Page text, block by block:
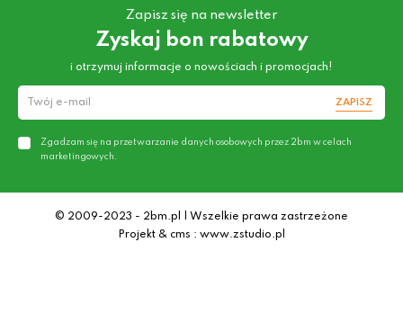
Zapisz się na newsletter
Zyskaj bon rabatowy
i otrzymuj informacje o nowościach i promocjach!
ZAPISZ
Zgadzam się na przetwarzanie danych osobowych przez 2bm w celach
marketingowych.
© 2009-2023 - 2bm.pl | Wszelkie prawa zastrzeżone
Projekt & cms : www.zstudio.pl